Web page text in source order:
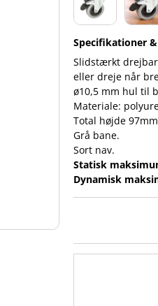
Specifikationer
Slidstærkt
eller dreje når
ø10,5 mm hul til
Materiale:
Total højde
Grå bane.
Sort nav.
Statisk
Dynamisk